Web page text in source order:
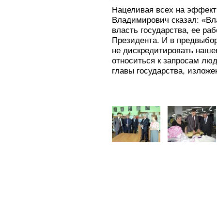
Нацеливая всех на
Владимирович сказал:
власть государства, ее
Президента. И в
не дискредитировать
относиться к запросам
главы государства,